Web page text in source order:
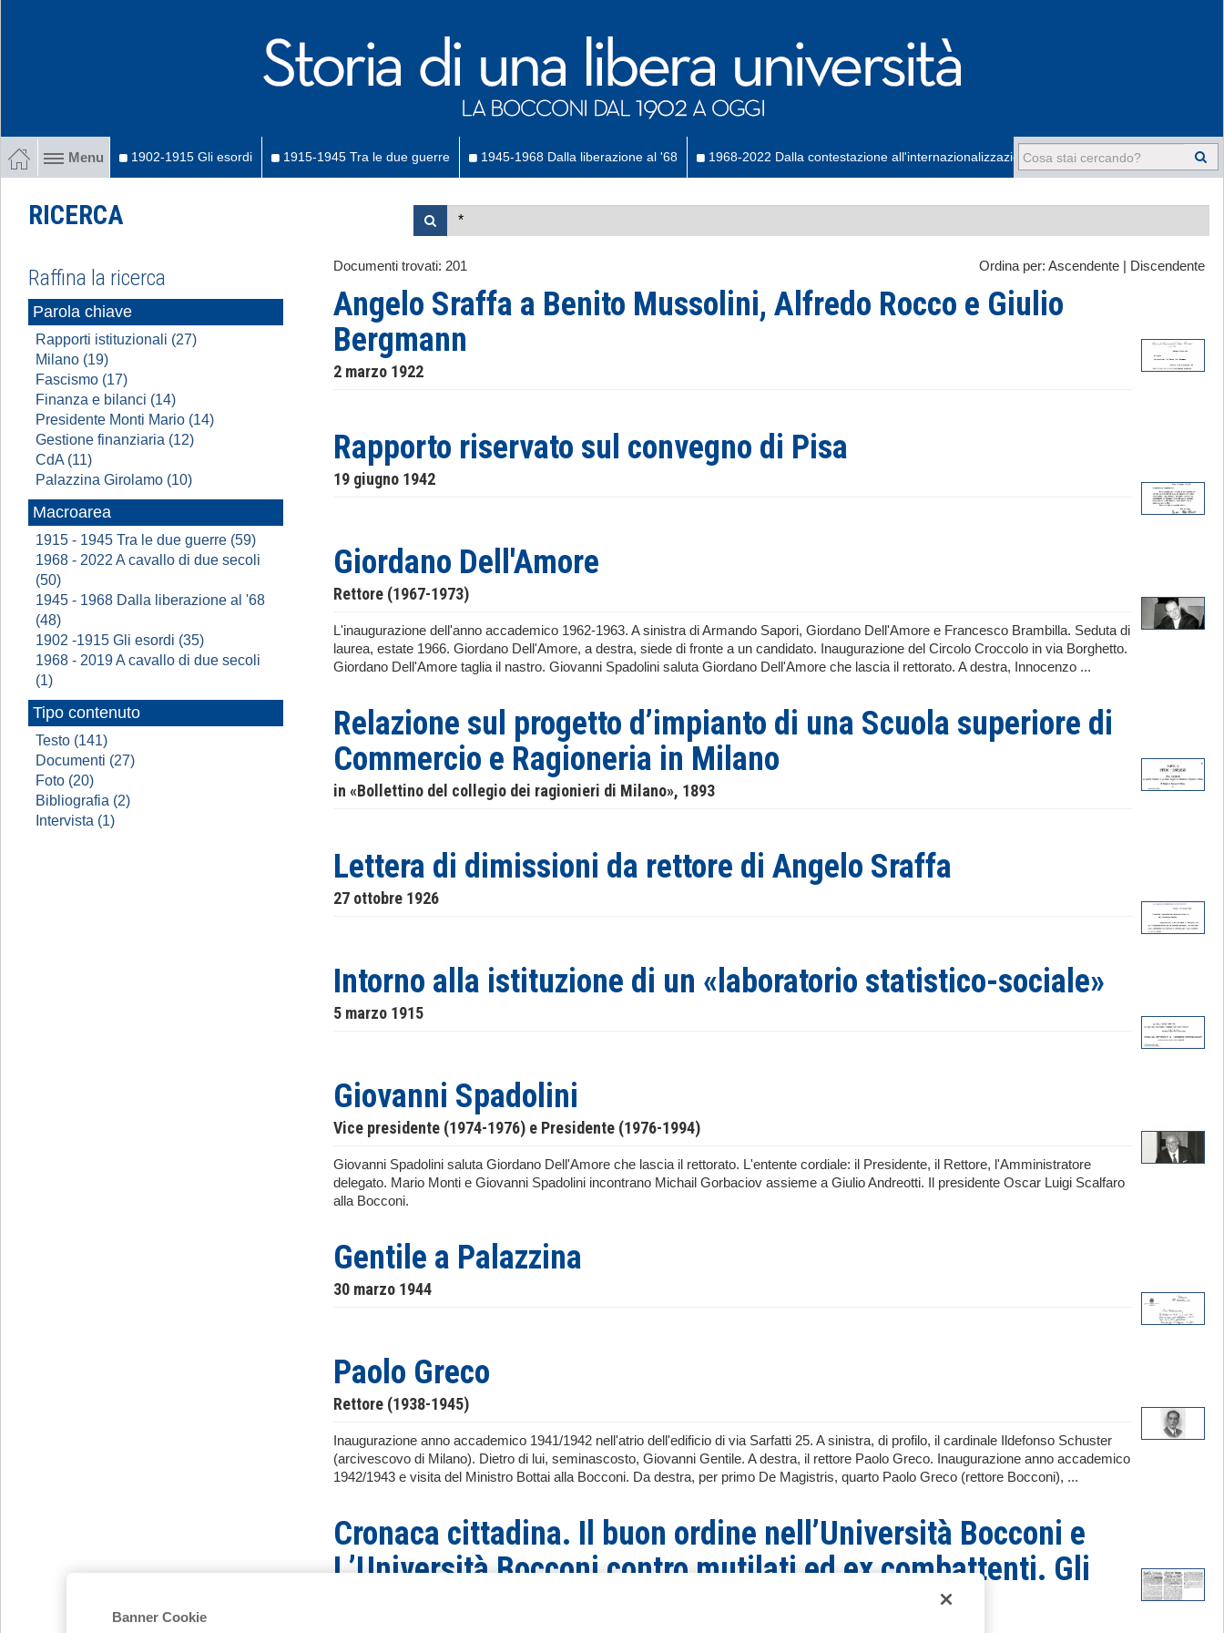
Menu 1902-1915 Gli esordi 1915-1945 Tra le due guerre 1945-1968 Dalla liberazione al '68 1968-2022 Dalla contestazione all'internazionalizzazione -
RICERCA
Ordina per: Ascendente Discendente
Documenti trovati: 201
Angelo Sraffa a Benito Mussolini, Alfredo Rocco e Giulio
Bergmann
2 marzo 1922
Rapporto riservato sul convegno di Pisa
19 giugno 1942
Giordano Dell'Amore
Rettore (1967-1973)
L'inaugurazione dell'anno accademico 1962-1963. A sinistra di Armando Sapori, Giordano Dell'Amore e Francesco Brambilla. Seduta di
laurea, estate 1966. Giordano Dell'Amore, a destra, siede di fronte a un candidato. Inaugurazione del Circolo Croccolo in via Borghetto.
Giordano Dell'Amore taglia il nastro. Giovanni Spadolini saluta Giordano Dell'Amore che lascia il rettorato. A destra, Innocenzo ...
Relazione sul progetto d’impianto di una Scuola superiore di
Commercio e Ragioneria in Milano
in «Bollettino del collegio dei ragionieri di Milano», 1893
Lettera di dimissioni da rettore di Angelo Sraffa
27 ottobre 1926
Intorno alla istituzione di un «laboratorio statistico-sociale»
5 marzo 1915
Giovanni Spadolini
Vice presidente (1974-1976) e Presidente (1976-1994)
Giovanni Spadolini saluta Giordano Dell'Amore che lascia il rettorato. L'entente cordiale: il Presidente, il Rettore, l'Amministratore
delegato. Mario Monti e Giovanni Spadolini incontrano Michail Gorbaciov assieme a Giulio Andreotti. Il presidente Oscar Luigi Scalfaro
alla Bocconi.
Gentile a Palazzina
30 marzo 1944
Paolo Greco
Rettore (1938-1945)
Inaugurazione anno accademico 1941/1942 nell'atrio dell'edificio di via Sarfatti 25. A sinistra, di profilo, il cardinale Ildefonso Schuster
(arcivescovo di Milano). Dietro di lui, seminascosto, Giovanni Gentile. A destra, il rettore Paolo Greco. Inaugurazione anno accademico
1942/1943 e visita del Ministro Bottai alla Bocconi. Da destra, per primo De Magistris, quarto Paolo Greco (rettore Bocconi), ...
Cronaca cittadina. Il buon ordine nell’Università Bocconi e
L’Università Bocconi contro mutilati ed ex combattenti. Gli
Raffina la ricerca
Parola chiave
Rapporti istituzionali (27)
Milano (19)
Fascismo (17)
Finanza e bilanci (14)
Presidente Monti Mario (14)
Gestione finanziaria (12)
CdA (11)
Palazzina Girolamo (10)
Macroarea
1915 - 1945 Tra le due guerre (59)
1968 - 2022 A cavallo di due secoli
(50)
1945 - 1968 Dalla liberazione al '68
(48)
1902 -1915 Gli esordi (35)
1968 - 2019 A cavallo di due secoli
(1)
Tipo contenuto
Testo (141)
Documenti (27)
Foto (20)
Bibliografia (2)
Intervista (1)
Banner Cookie